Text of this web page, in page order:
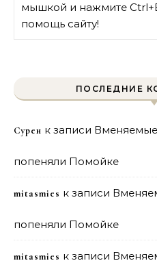
мышкой и нажмите
помощь сайту!
ПОСЛЕДНИЕ
Сурен к записи
попеняли Помойке
mitasmies к записи
попеняли Помойке
mitasmies к записи